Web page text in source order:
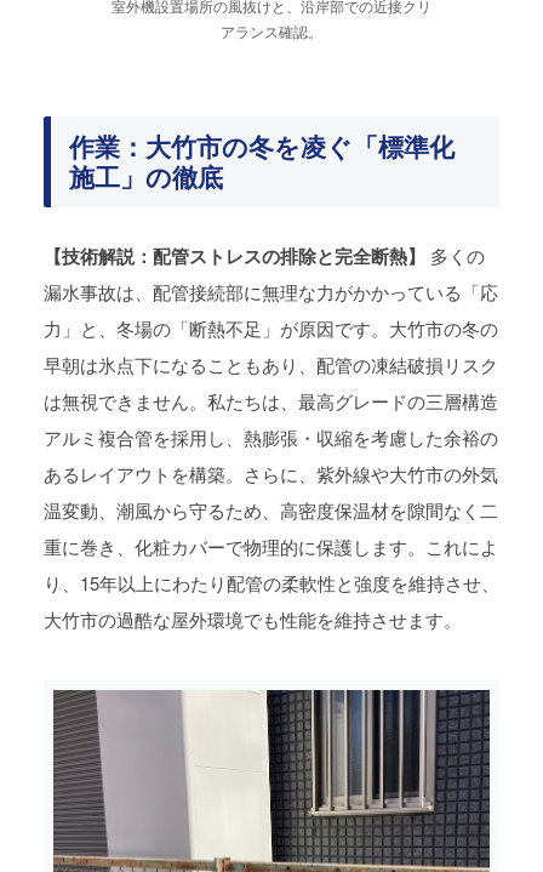
室外機設置場所の風抜けと、沿岸部での近接クリ
アランス確認。
作業：大竹市の冬を凌ぐ「標準化
施工」の徹底
【技術解説：配管ストレスの排除と完全断熱】
多くの
漏水事故は、配管接続部に無理な力がかかっている「応
力」と、冬場の「断熱不足」が原因です。大竹市の冬の
早朝は氷点下になることもあり、配管の凍結破損リスク
は無視できません。私たちは、最高グレードの三層構造
アルミ複合管を採用し、熱膨張・収縮を考慮した余裕の
あるレイアウトを構築。さらに、紫外線や大竹市の外気
温変動、潮風から守るため、高密度保温材を隙間なく二
重に巻き、化粧カバーで物理的に保護します。これによ
り、15年以上にわたり配管の柔軟性と強度を維持させ、
大竹市の過酷な屋外環境でも性能を維持させます。